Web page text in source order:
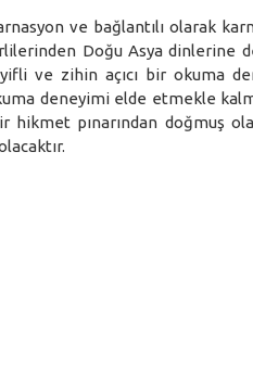
ve bağlantılı olarak
Doğu Asya dinlerine
ve zihin açıcı bir okuma
deneyimi elde etmekle
hikmet pınarından doğmuş